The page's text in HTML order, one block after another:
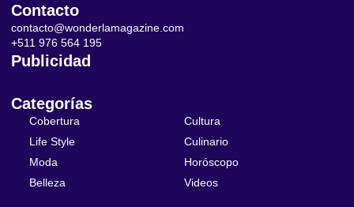
Contacto
contacto@wonderlamagazine.com
+511 976 564 195
Publicidad
Categorías
Cobertura
Life Style
Moda
Belleza
Cultura
Culinario
Horóscopo
Videos